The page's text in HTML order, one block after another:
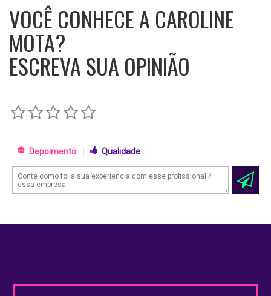
VOCÊ CONHECE A CAROLINE
MOTA?
ESCREVA SUA OPINIÃO
Depoimento Qualidade